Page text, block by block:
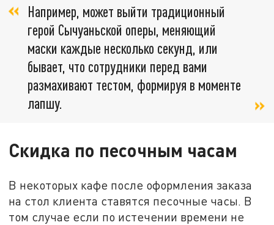
Например, может выйти традиционный
герой Сычуаньской оперы, меняющий
маски каждые несколько секунд, или
бывает, что сотрудники перед вами
размахивают тестом, формируя в моменте
лапшу.
Скидка по песочным часам
В некоторых кафе после оформления заказа
на стол клиента ставятся песочные часы. В
том случае если по истечении времени не